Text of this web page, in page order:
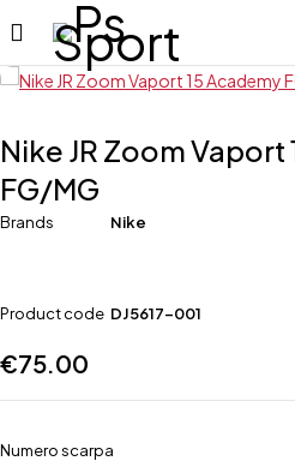
Nike JR Zoom Vaport
FG/MG
Brands Nike
Product code DJ5617-001
€75.00
Numero scarpa